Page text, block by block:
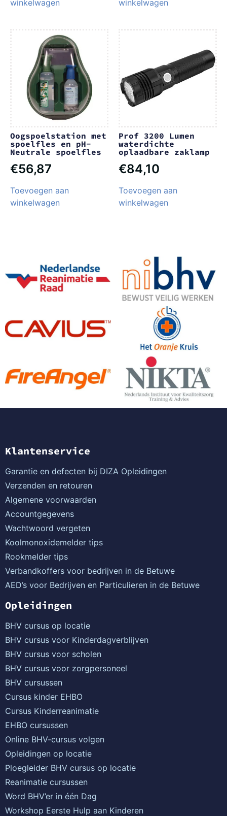
winkelwagen winkelwagen
Oogspoelstation met
spoelfles en pH-
Neutrale spoelfles
€56,87
Toevoegen aan
winkelwagen
Prof 3200 Lumen
waterdichte
oplaadbare zaklamp
€84,10
Toevoegen aan
winkelwagen
Klantenservice
Garantie en defecten bij DIZA Opleidingen
Verzenden en retouren
Algemene voorwaarden
Accountgegevens
Wachtwoord vergeten
Koolmonoxidemelder tips
Rookmelder tips
Verbandkoffers voor bedrijven in de Betuwe
AED’s voor Bedrijven en Particulieren in de Betuwe
Opleidingen
BHV cursus op locatie
BHV cursus voor Kinderdagverblijven
BHV cursus voor scholen
BHV cursus voor zorgpersoneel
BHV cursussen
Cursus kinder EHBO
Cursus Kinderreanimatie
EHBO cursussen
Online BHV-cursus volgen
Opleidingen op locatie
Ploegleider BHV cursus op locatie
Reanimatie cursussen
Word BHV’er in één Dag
Workshop Eerste Hulp aan Kinderen